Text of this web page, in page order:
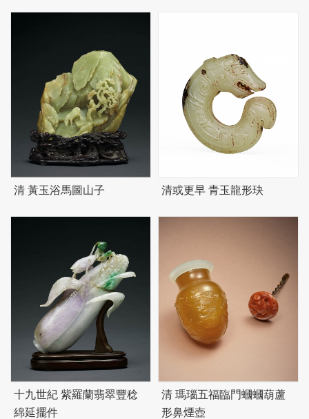
清 黃玉浴馬圖山子 清或更早 青玉龍形玦
十九世紀 紫羅蘭翡翠豐稔
綿延擺件
清 瑪瑙五福臨門蟈蟈葫蘆
形鼻煙壺